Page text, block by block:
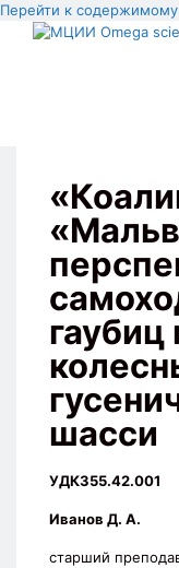
Перейти к содержимому
гаубиц
шасси
УДК355.42.001
Иванов Д. А.
старший